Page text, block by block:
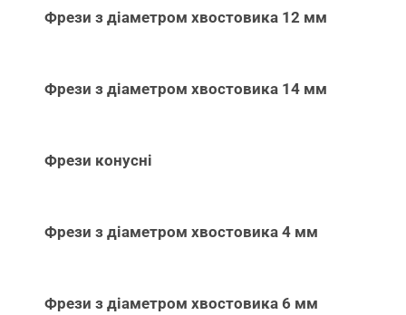
Фрези з діаметром хвостовика 12 мм
Фрези з діаметром хвостовика 14 мм
Фрези конусні
Фрези з діаметром хвостовика 4 мм
Фрези з діаметром хвостовика 6 мм